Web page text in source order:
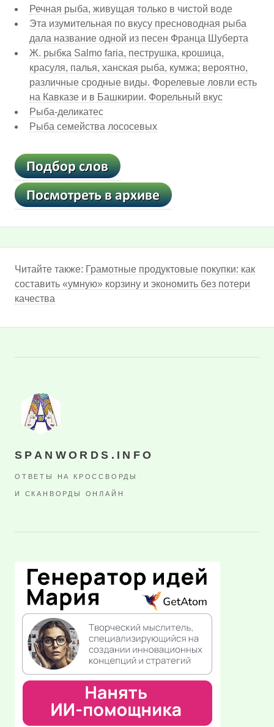
Речная рыба, живущая только в чистой воде
Эта изумительная по вкусу пресноводная рыба
дала название одной из песен Франца Шуберта
Ж. рыбка Salmo faria, пеструшка, крошица,
красуля, палья, ханская рыба, кумжа; вероятно,
различные сродные виды. Форелевые ловли есть
на Кавказе и в Башкирии. Форельный вкус
Рыба-деликатес
Рыба семейства лососевых
Читайте также: Грамотные продуктовые покупки: как
составить «умную» корзину и экономить без потери
качества
SPANWORDS.INFO
ОТВЕТЫ НА КРОССВОРДЫ
И СКАНВОРДЫ ОНЛАЙН